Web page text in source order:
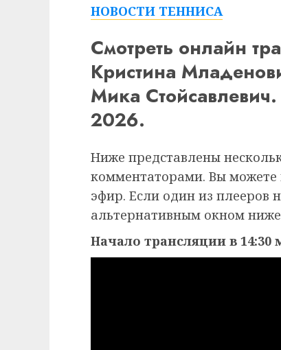
НОВОСТИ ТЕННИСА
Смотреть онлайн
Кристина
Мика
2026.
Ниже представлены
комментаторами. Вы можете
эфир. Если один из плееров
альтернативным окном
Начало трансляции в 14:30